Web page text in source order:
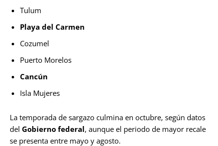
Tulum
Playa del Carmen
Cozumel
Puerto Morelos
Cancún
Isla Mujeres
La temporada de sargazo culmina en octubre, según datos
del Gobierno federal, aunque el periodo de mayor recale
se presenta entre mayo y agosto.